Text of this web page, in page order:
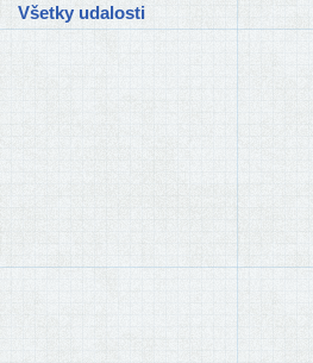
Všetky udalosti